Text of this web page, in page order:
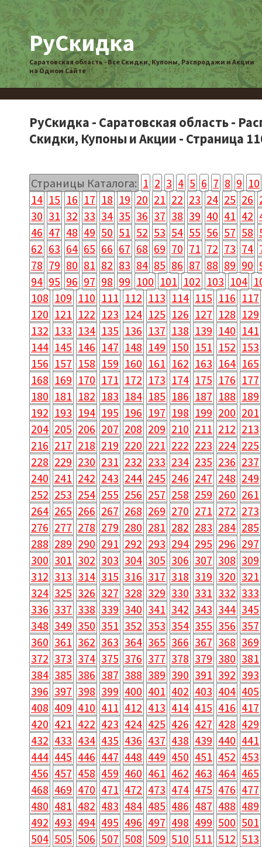
РуСкидка
Саратовская область - Все Скидки, Купоны, Распродажи и Акции
на Одном Сайте
РуСкидка - Саратовская область -
Скидки, Купоны и Акции - Страница
Страницы Каталога: 1 2 3 4 5 6 7 8 9 10
14 15 16 17 18 19 20 21 22 23 24 25 26
30 31 32 33 34 35 36 37 38 39 40 41 42
46 47 48 49 50 51 52 53 54 55 56 57 58
62 63 64 65 66 67 68 69 70 71 72 73 74
78 79 80 81 82 83 84 85 86 87 88 89 90
94 95 96 97 98 99 100 101 102 103 104
108 109 110 111 112 113 114 115 116 117
120 121 122 123 124 125 126 127 128 129
132 133 134 135 136 137 138 139 140 141
144 145 146 147 148 149 150 151 152 153
156 157 158 159 160 161 162 163 164 165
168 169 170 171 172 173 174 175 176 177
180 181 182 183 184 185 186 187 188 189
192 193 194 195 196 197 198 199 200 201
204 205 206 207 208 209 210 211 212 213
216 217 218 219 220 221 222 223 224 225
228 229 230 231 232 233 234 235 236 237
240 241 242 243 244 245 246 247 248 249
252 253 254 255 256 257 258 259 260 261
264 265 266 267 268 269 270 271 272 273
276 277 278 279 280 281 282 283 284 285
288 289 290 291 292 293 294 295 296 297
300 301 302 303 304 305 306 307 308 309
312 313 314 315 316 317 318 319 320 321
324 325 326 327 328 329 330 331 332 333
336 337 338 339 340 341 342 343 344 345
348 349 350 351 352 353 354 355 356 357
360 361 362 363 364 365 366 367 368 369
372 373 374 375 376 377 378 379 380 381
384 385 386 387 388 389 390 391 392 393
396 397 398 399 400 401 402 403 404 405
408 409 410 411 412 413 414 415 416 417
420 421 422 423 424 425 426 427 428 429
432 433 434 435 436 437 438 439 440 441
444 445 446 447 448 449 450 451 452 453
456 457 458 459 460 461 462 463 464 465
468 469 470 471 472 473 474 475 476 477
480 481 482 483 484 485 486 487 488 489
492 493 494 495 496 497 498 499 500 501
504 505 506 507 508 509 510 511 512 513